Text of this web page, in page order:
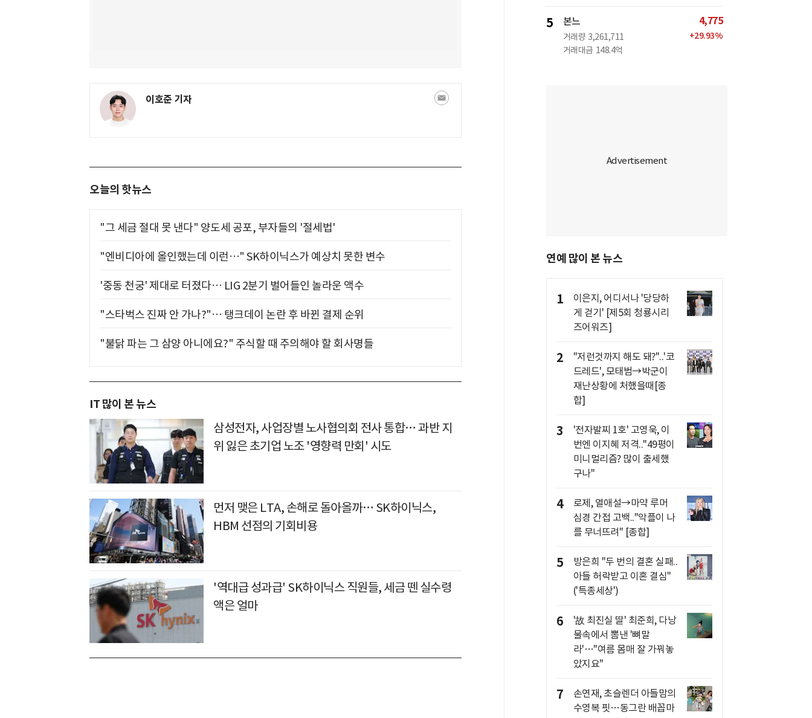
이호준 기자
오늘의 핫뉴스
"그 세금 절대 못 낸다" 양도세 공포, 부자들의 '절세법'
"엔비디아에 올인했는데 이런…" SK하이닉스가 예상치 못한 변수
'중동 천궁' 제대로 터졌다… LIG 2분기 벌어들인 놀라운 액수
"스타벅스 진짜 안 가나?"… 탱크데이 논란 후 바뀐 결제 순위
"불닭 파는 그 삼양 아니에요?" 주식할 때 주의해야 할 회사명들
IT 많이 본 뉴스
삼성전자, 사업장별 노사협의회 전사 통합… 과반 지
위 잃은 초기업 노조 '영향력 만회' 시도
먼저 맺은 LTA, 손해로 돌아올까… SK하이닉스,
HBM 선점의 기회비용
'역대급 성과급' SK하이닉스 직원들, 세금 뗀 실수령
액은 얼마
5 본느
거래량 3,261,711
거래대금 148.4억
4,775
+29.93%
연예 많이 본 뉴스
1
이은지, 어디서나 '당당하
게 걷기' [제5회 청룡시리
즈어워즈]
2
"저런것까지 해도 돼?"..'코
드레드', 모태범→박군이
재난상황에 처했을때[종
합]
3
'전자발찌 1호' 고영욱, 이
번엔 이지혜 저격.."49평이
미니멀리즘? 많이 출세했
구나"
4
로제, 열애설→마약 루머
심경 간접 고백.."악플이 나
를 무너뜨려" [종합]
5
방은희 "두 번의 결혼 실패..
아들 허락받고 이혼 결심"
('특종세상')
6
'故 최진실 딸' 최준희, 다낭
물속에서 뽐낸 '뼈말
라'…"여름 몸매 잘 가꿔놓
았지요"
7
손연재, 초슬렌더 아들맘의
수영복 핏…동그란 배꼽마